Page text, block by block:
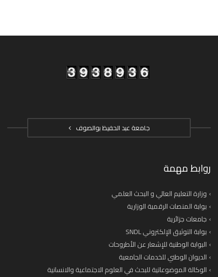
جامعة عبد الحفيظ بوالصوف
روابط مهمة
وزارة التعليم العالي و البحث العلمي
بوابة المنصات الرقمية الوزارية
جامعات جزائرية
بوابة التوثيق الإلكتروني SNDL
البوابة الوطنية للإشعار عن الأطروحات
الديوان الوطني للخدمات الجامعية
الوكالة الموضوعاتية للبحث في العلوم الاجتماعية والانسانية